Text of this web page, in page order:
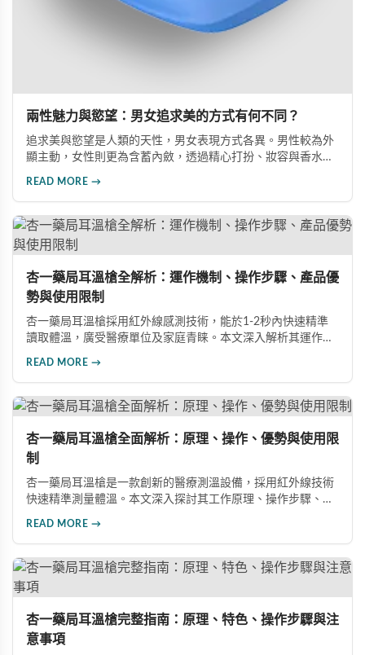
兩性魅力與慾望：男女追求美的方式有何不同？
追求美與慾望是人類的天性，男女表現方式各異。男性較為外
顯主動，女性則更為含蓄內斂，透過精心打扮、妝容與香水等
READ MORE →
杏一藥局耳溫槍全解析：運作機制、操作步驟、產品優
勢與使用限制
杏一藥局耳溫槍採用紅外線感測技術，能於1-2秒內快速精準
讀取體溫，廣受醫療單位及家庭青睐。本文深入解析其運作原
READ MORE →
杏一藥局耳溫槍全面解析：原理、操作、優勢與使用限
制
杏一藥局耳溫槍是一款創新的醫療測溫設備，採用紅外線技術
快速精準測量體溫。本文深入探討其工作原理、操作步驟、產
READ MORE →
杏一藥局耳溫槍完整指南：原理、特色、操作步驟與注
意事項